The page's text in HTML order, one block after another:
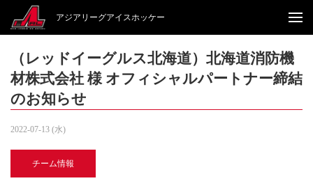
アジアリーグアイスホッケー
（レッドイーグルス北海道）北海道消防機
材株式会社 様 オフィシャルパートナー締結
のお知らせ
2022-07-13 (水)
チーム情報